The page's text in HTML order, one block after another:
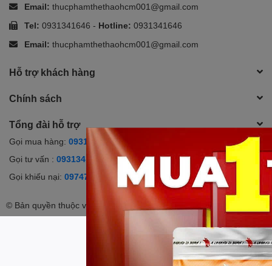
Email: thucphamthethaohcm001@gmail.com
Tel: 0931341646 - Hotline: 0931341646
Email: thucphamthethaohcm001@gmail.com
Hỗ trợ khách hàng
Chính sách
Tổng đài hỗ trợ
Gọi mua hàng: 0931341646 (9h-20h)
Gọi tư vấn : 0931341646
(9h-20h)
Gọi khiếu nại: 0974752747 (9h-20h)
© Bản quyền thuộc về Thucphamthethao.com